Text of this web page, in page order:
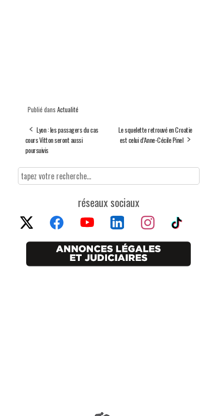
Publié dans Actualité
Lyon : les passagers du cas
cours Vitton seront aussi
poursuivis
Le squelette retrouvé en Croatie
est celui d’Anne-Cécile Pinel
réseaux sociaux